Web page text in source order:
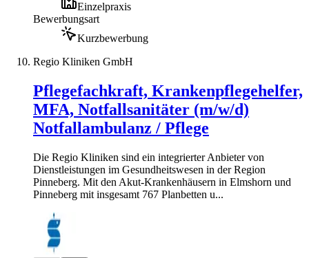
Einzelpraxis
Bewerbungsart
Kurzbewerbung
Regio Kliniken GmbH
Pflegefachkraft, Krankenpflegehelfer,
MFA, Notfallsanitäter (m/w/d)
Notfallambulanz / Pflege
Die Regio Kliniken sind ein integrierter Anbieter von
Dienstleistungen im Gesundheitswesen in der Region
Pinneberg. Mit den Akut-Krankenhäusern in Elmshorn und
Pinneberg mit insgesamt 767 Planbetten u...